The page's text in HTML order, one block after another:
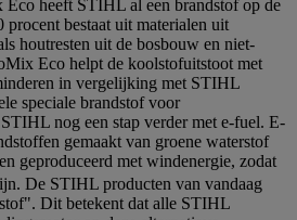
heeft STIHL al een brandstof op de
bestaat uit materialen uit
houtresten uit de bosbouw en niet-
Eco helpt de koolstofuitstoot met
in vergelijking met STIHL
speciale brandstof voor
nog een stap verder met e-fuel. E-
gemaakt van groene waterstof
geproduceerd met windenergie, zodat
De STIHL producten van vandaag
Dit betekent dat alle STIHL